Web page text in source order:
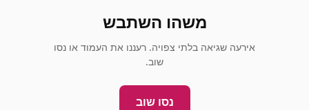
משהו השתבש
אירעה שגיאה בלתי צפויה. רעננו את העמוד או נסו
שוב.
נסו שוב